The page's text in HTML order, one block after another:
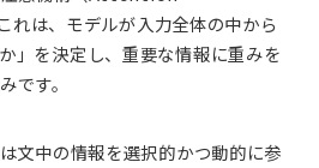
は、モデルが入力全体の中から
」を決定し、重要な情報に重みを
です。
文中の情報を選択的かつ動的に参